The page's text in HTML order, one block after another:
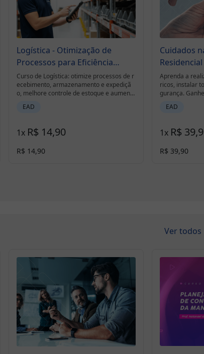
Logística - Otimização de
Processos para Eficiência
Operacional
Curso de Logística: otimize processos de r
ecebimento, armazenamento e expediçã
o, melhore controle de estoque e aumente
EAD
1x R$ 14,90
R$ 14,90
Cuidados
Residencial
Aprenda a
ricos, instalar
gurança.
ay.EAD
1x R$
R$ 39,90
Ver todos